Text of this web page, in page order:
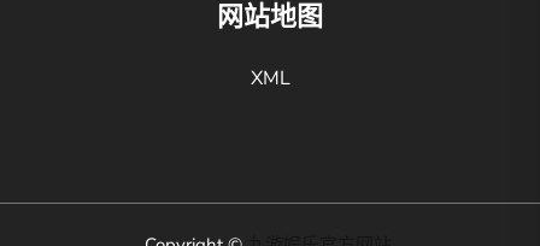
网站地图
XML